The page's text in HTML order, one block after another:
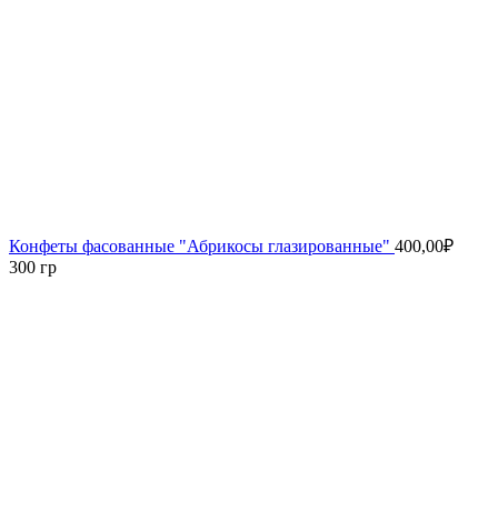
Конфеты фасованные "Абрикосы глазированные" 400,00₽
300 гр